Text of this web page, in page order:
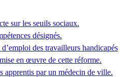
sur les seuils sociaux.
désignés.
des travailleurs handicapés
en œuvre de cette réforme.
apprentis par un médecin de ville.